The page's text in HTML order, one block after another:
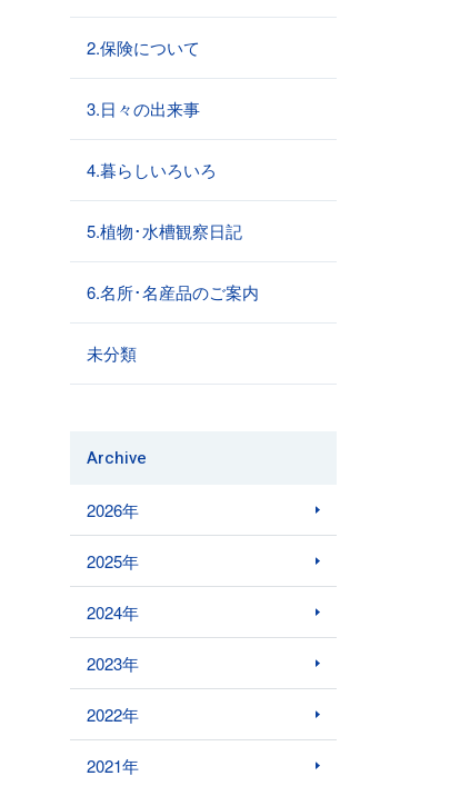
2.保険について
3.日々の出来事
4.暮らしいろいろ
5.植物･水槽観察日記
6.名所･名産品のご案内
未分類
Archive
2026年
2025年
2024年
2023年
2022年
2021年